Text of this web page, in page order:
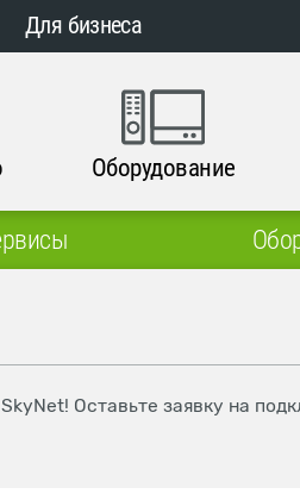
Для бизнеса
Оборудование
Оставьте заявку на